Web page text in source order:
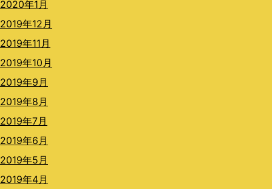
2020年1月
2019年12月
2019年11月
2019年10月
2019年9月
2019年8月
2019年7月
2019年6月
2019年5月
2019年4月